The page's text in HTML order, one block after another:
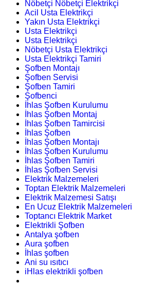
Nöbetçi Nöbetçi Elektrikçi
Acil Usta Elektrikçi
Yakın Usta Elektrikçi
Usta Elektrikçi
Usta Elektrikçi
Nöbetçi Usta Elektrikçi
Usta Elektrikçi Tamiri
Şofben Montajı
Şofben Servisi
Şofben Tamiri
Şofbenci
İhlas Şofben Kurulumu
İhlas Şofben Montaj
İhlas Şofben Tamircisi
İhlas Şofben
İhlas Şofben Montajı
İhlas Şofben Kurulumu
İhlas Şofben Tamiri
İhlas Şofben Servisi
Elektrik Malzemeleri
Toptan Elektrik Malzemeleri
Elektrik Malzemesi Satışı
En Ucuz Elektrik Malzemeleri
Toptancı Elektrik Market
Elektrikli Şofben
Antalya şofben
Aura şofben
İhlas şofben
Ani su ısıtıcı
iHlas elektrikli şofben